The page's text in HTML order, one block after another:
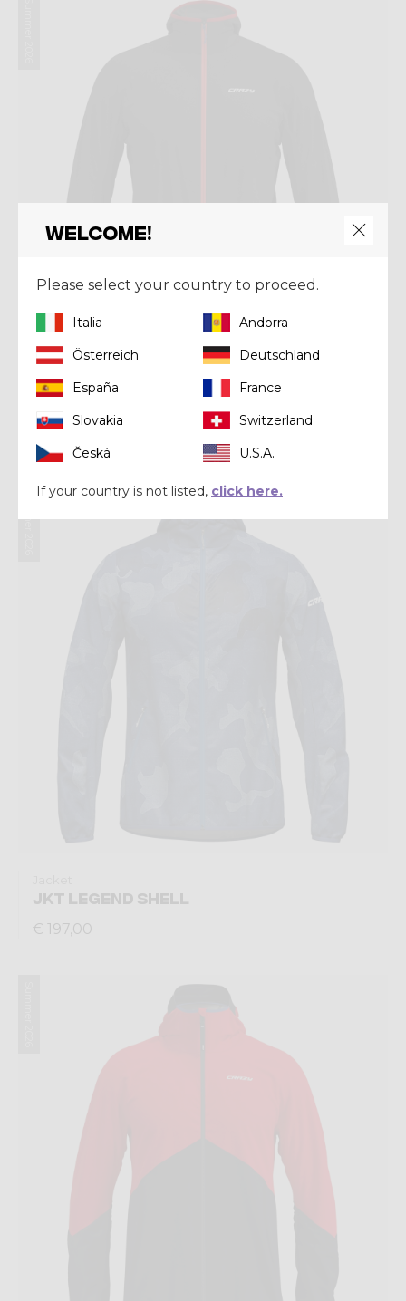
Jacket
Summer 2026
JKT LEGEND SHELL
€ 197,00
Welcome!
Please select your country to proceed.
Italia
Andorra
Österreich
Deutschland
España
France
Slovakia
Switzerland
Česká
U.S.A.
If your country is not listed, click here.